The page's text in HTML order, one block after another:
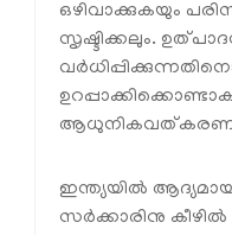
ഒഴിവാക്കുകയും
സൃഷ്ടിക്കലും.
ഇന്ത്യയില്‍
സര്‍ക്കാരിനു